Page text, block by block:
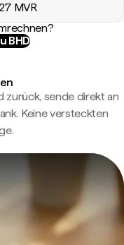
MVR
BHD
zurück, sende direkt an
Keine versteckten